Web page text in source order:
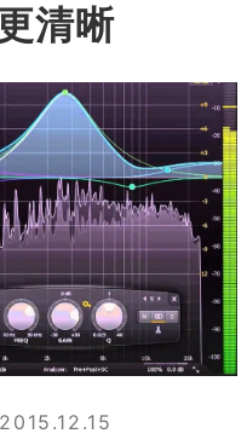
清晰
2015.12.15